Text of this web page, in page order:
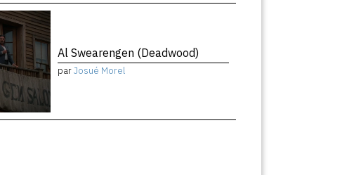
Al Swearengen (Deadwood)
parJosué Morel